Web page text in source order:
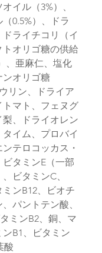
イル（3%）、
0.5%）、ドラ
ライチコリ（イ
トオリゴ糖の供給
、亜麻仁、塩化
ンオリゴ糖
リン、ドライア
トマト、フェヌグ
梨、ドライオレン
イム、プロバイ
テロコッカス・
タミンE（一部
ビタミンC、
ンB12、ビオチ
パントテン酸、
ミンB2、銅、マ
B1、ビタミン
酸